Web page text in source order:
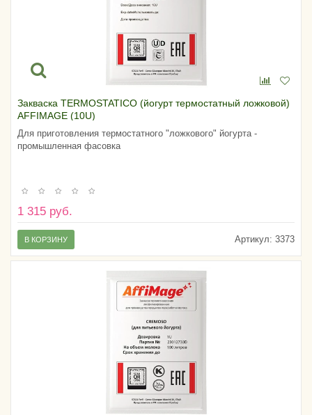
Закваска TERMOSTATICO (йогурт термостатный ложковой)
AFFIMAGE (10U)
Для приготовления термостатного "ложкового" йогурта -
промышленная фасовка
1 315 руб.
Артикул: 3373
В КОРЗИНУ